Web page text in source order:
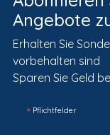
Angebote
Erhalten Sie
vorbehalten sind
Sparen Sie Geld
*Pflichtfelder